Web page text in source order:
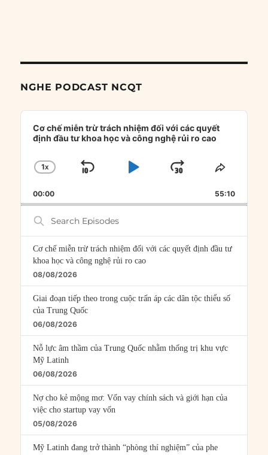
NGHE PODCAST NCQT
Audio
Player
Cơ chế miễn trừ trách nhiệm đối với các quyết
định đầu tư khoa học và công nghệ rủi ro cao
CHANGE
RATE
1X
SKIP
PLAYJUMP
FORWARD
SHARE
00:00 55:10
Search
Episodes
Cơ chế miễn trừ trách nhiệm đối với các quyết định đầu tư
khoa học và công nghệ rủi ro cao
08/08/2026
Giai đoạn tiếp theo trong cuộc trấn áp các dân tộc thiểu số
của Trung Quốc
06/08/2026
Nỗ lực âm thầm của Trung Quốc nhằm thống trị khu vực
Mỹ Latinh
06/08/2026
Nợ cho kẻ mộng mơ: Vốn vay chính sách và giới hạn của
việc cho startup vay vốn
05/08/2026
Mỹ Latinh đang trở thành “phòng thí nghiệm” của phe